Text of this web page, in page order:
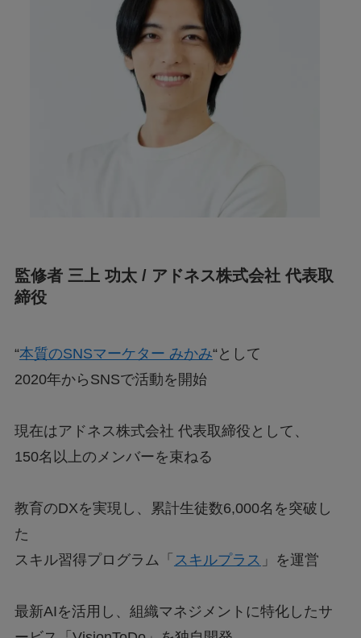
監修者 三上 功太 / アドネス株式会社 代表取
締役
“本質のSNSマーケター みかみ“として
2020年からSNSで活動を開始
現在はアドネス株式会社 代表取締役として、
150名以上のメンバーを束ねる
教育のDXを実現し、累計生徒数6,000名を突破し
た
スキル習得プログラム「 スキルプラス 」を運営
最新AIを活用し、組織マネジメントに特化したサ